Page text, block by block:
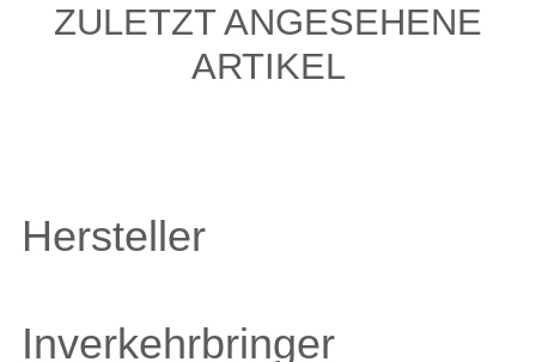
ZULETZT ANGESEHENE
ARTIKEL
Hersteller
Inverkehrbringer